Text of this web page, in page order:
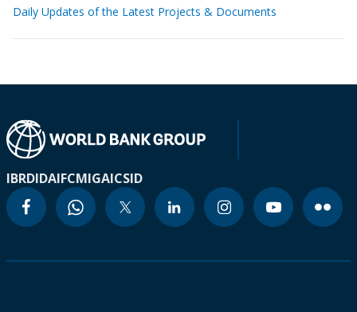
Daily Updates of the Latest Projects & Documents
IBRDIDAIFCMIGAICSID